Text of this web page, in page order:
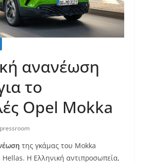
ανανέωση
το
Opel Mokka
pressroom
της γκάμας του Mokka
Η Ελληνική αντιπροσωπεία,